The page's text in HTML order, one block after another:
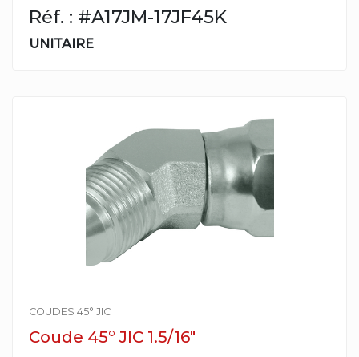
Réf. : #A17JM-17JF45K
UNITAIRE
COUDES 45° JIC
Coude 45° JIC 1.5/16"